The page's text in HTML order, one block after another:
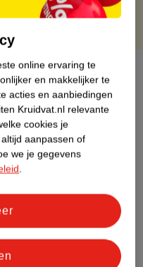
(nog) geen Nature
online ervaring te
en makkelijker te
acties en aanbiedingen
Kruidvat.nl relevante
cookies je
aanpassen of
we je gegevens
.